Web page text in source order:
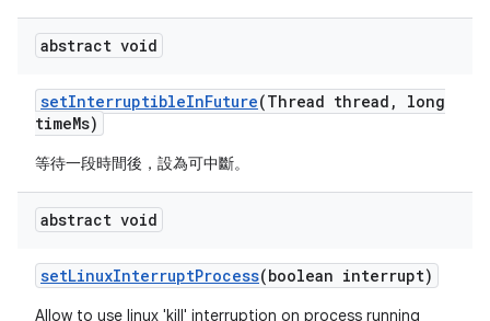
abstract void
setInterruptibleInFuture(Thread thread ,
long
timeMs)
等待一段時間後，設為可中斷。
abstract void
setLinuxInterruptProcess(boolean interrupt)
Allow to use linux 'kill' interruption on process running